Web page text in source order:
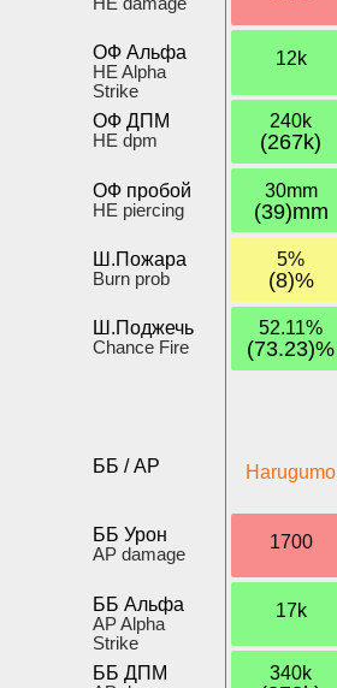
ОФ Альфа
HE Alpha
Strike
ОФ ДПМ
HE dpm
ОФ пробой
HE piercing
Ш.Пожара
Burn prob
Ш.Поджечь
Chance Fire
ББ / AP
ББ Урон
AP damage
ББ Альфа
AP Alpha
Strike
ББ ДПМ
12k
240k
(267k)
30mm
(39)mm
5%
(8)%
52.11%
(73.23)%
Harugumo
1700
17k
340k